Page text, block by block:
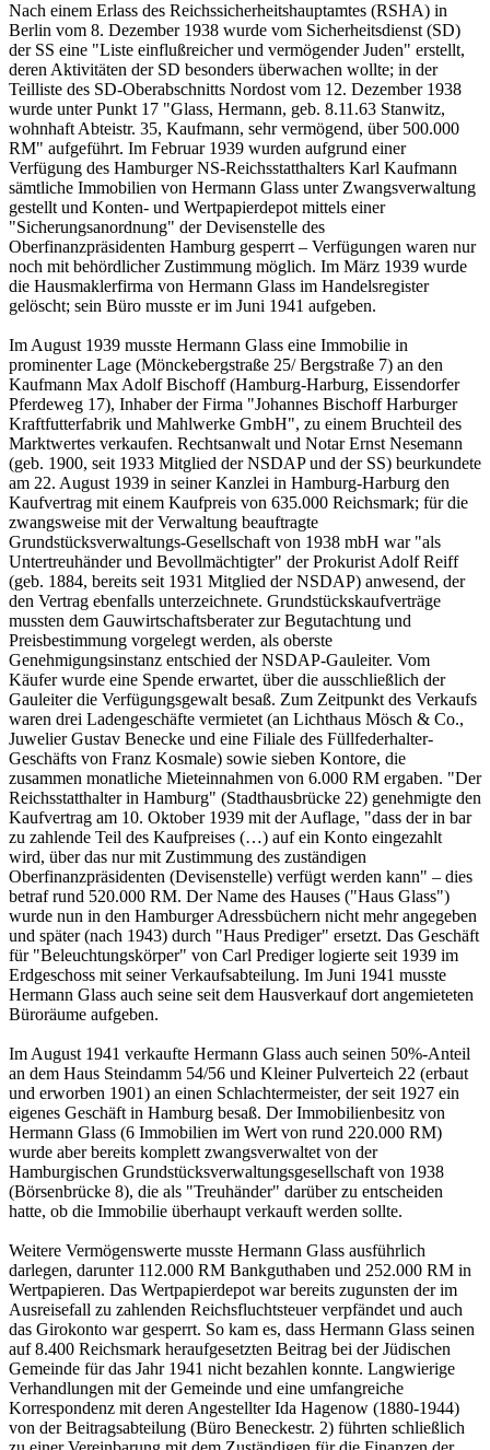
Nach einem Erlass des Reichssicherheitshauptamtes (RSHA) in
Berlin vom 8. Dezember 1938 wurde vom Sicherheitsdienst (SD)
der SS eine "Liste einflußreicher und vermögender Juden" erstellt,
deren Aktivitäten der SD besonders überwachen wollte; in der
Teilliste des SD-Oberabschnitts Nordost vom 12. Dezember 1938
wurde unter Punkt 17 "Glass, Hermann, geb. 8.11.63 Stanwitz,
wohnhaft Abteistr. 35, Kaufmann, sehr vermögend, über 500.000
RM" aufgeführt. Im Februar 1939 wurden aufgrund einer
Verfügung des Hamburger NS-Reichsstatthalters Karl Kaufmann
sämtliche Immobilien von Hermann Glass unter Zwangsverwaltung
gestellt und Konten- und Wertpapierdepot mittels einer
"Sicherungsanordnung" der Devisenstelle des
Oberfinanzpräsidenten Hamburg gesperrt – Verfügungen waren nur
noch mit behördlicher Zustimmung möglich. Im März 1939 wurde
die Hausmaklerfirma von Hermann Glass im Handelsregister
gelöscht; sein Büro musste er im Juni 1941 aufgeben.
Im August 1939 musste Hermann Glass eine Immobilie in
prominenter Lage (Mönckebergstraße 25/ Bergstraße 7) an den
Kaufmann Max Adolf Bischoff (Hamburg-Harburg, Eissendorfer
Pferdeweg 17), Inhaber der Firma "Johannes Bischoff Harburger
Kraftfutterfabrik und Mahlwerke GmbH", zu einem Bruchteil des
Marktwertes verkaufen. Rechtsanwalt und Notar Ernst Nesemann
(geb. 1900, seit 1933 Mitglied der NSDAP und der SS) beurkundete
am 22. August 1939 in seiner Kanzlei in Hamburg-Harburg den
Kaufvertrag mit einem Kaufpreis von 635.000 Reichsmark; für die
zwangsweise mit der Verwaltung beauftragte
Grundstücksverwaltungs-Gesellschaft von 1938 mbH war "als
Untertreuhänder und Bevollmächtigter" der Prokurist Adolf Reiff
(geb. 1884, bereits seit 1931 Mitglied der NSDAP) anwesend, der
den Vertrag ebenfalls unterzeichnete. Grundstückskaufverträge
mussten dem Gauwirtschaftsberater zur Begutachtung und
Preisbestimmung vorgelegt werden, als oberste
Genehmigungsinstanz entschied der NSDAP-Gauleiter. Vom
Käufer wurde eine Spende erwartet, über die ausschließlich der
Gauleiter die Verfügungsgewalt besaß. Zum Zeitpunkt des Verkaufs
waren drei Ladengeschäfte vermietet (an Lichthaus Mösch & Co.,
Juwelier Gustav Benecke und eine Filiale des Füllfederhalter-
Geschäfts von Franz Kosmale) sowie sieben Kontore, die
zusammen monatliche Mieteinnahmen von 6.000 RM ergaben. "Der
Reichsstatthalter in Hamburg" (Stadthausbrücke 22) genehmigte den
Kaufvertrag am 10. Oktober 1939 mit der Auflage, "dass der in bar
zu zahlende Teil des Kaufpreises (…) auf ein Konto eingezahlt
wird, über das nur mit Zustimmung des zuständigen
Oberfinanzpräsidenten (Devisenstelle) verfügt werden kann" – dies
betraf rund 520.000 RM. Der Name des Hauses ("Haus Glass")
wurde nun in den Hamburger Adressbüchern nicht mehr angegeben
und später (nach 1943) durch "Haus Prediger" ersetzt. Das Geschäft
für "Beleuchtungskörper" von Carl Prediger logierte seit 1939 im
Erdgeschoss mit seiner Verkaufsabteilung. Im Juni 1941 musste
Hermann Glass auch seine seit dem Hausverkauf dort angemieteten
Büroräume aufgeben.
Im August 1941 verkaufte Hermann Glass auch seinen 50%-Anteil
an dem Haus Steindamm 54/56 und Kleiner Pulverteich 22 (erbaut
und erworben 1901) an einen Schlachtermeister, der seit 1927 ein
eigenes Geschäft in Hamburg besaß. Der Immobilienbesitz von
Hermann Glass (6 Immobilien im Wert von rund 220.000 RM)
wurde aber bereits komplett zwangsverwaltet von der
Hamburgischen Grundstücksverwaltungsgesellschaft von 1938
(Börsenbrücke 8), die als "Treuhänder" darüber zu entscheiden
hatte, ob die Immobilie überhaupt verkauft werden sollte.
Weitere Vermögenswerte musste Hermann Glass ausführlich
darlegen, darunter 112.000 RM Bankguthaben und 252.000 RM in
Wertpapieren. Das Wertpapierdepot war bereits zugunsten der im
Ausreisefall zu zahlenden Reichsfluchtsteuer verpfändet und auch
das Girokonto war gesperrt. So kam es, dass Hermann Glass seinen
auf 8.400 Reichsmark heraufgesetzten Beitrag bei der Jüdischen
Gemeinde für das Jahr 1941 nicht bezahlen konnte. Langwierige
Verhandlungen mit der Gemeinde und eine umfangreiche
Korrespondenz mit deren Angestellter Ida Hagenow (1880-1944)
von der Beitragsabteilung (Büro Beneckestr. 2) führten schließlich